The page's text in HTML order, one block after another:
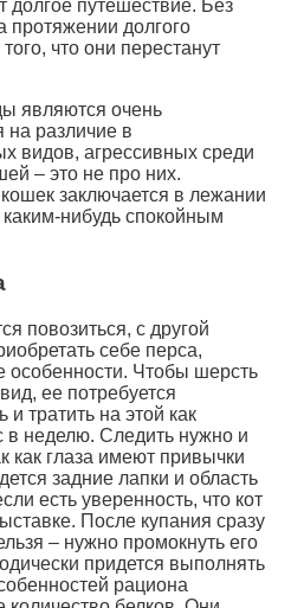
долгое путешествие. Без
протяжении долгого
что они перестанут
являются очень
на различие в
видов, агрессивных среди
– это не про них.
заключается в лежании
нибудь спокойным
повозиться, с другой
себе перса,
особенности. Чтобы шерсть
ее потребуется
тратить на этой как
неделю. Следить нужно и
как глаза имеют привычки
задние лапки и область
есть уверенность, что кот
После купания сразу
– нужно промокнуть его
придется выполнять
рациона